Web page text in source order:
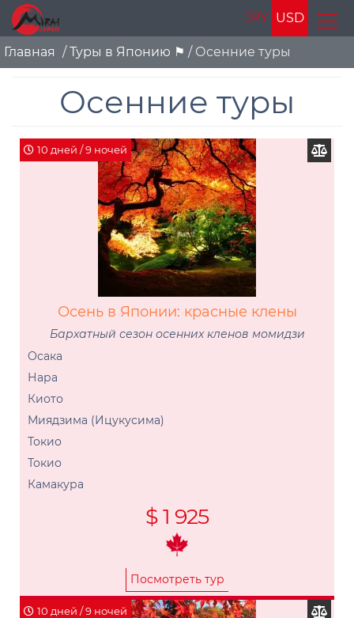
JPY USD
Главная / Туры в Японию ⚑ / Осенние туры
Осенние туры
10 дней / 9 ночей
Осень в Японии: красные клены
Бархатный сезон осенних кленов момидзи
Осака
Нара
Киото
Миядзима (Ицукусима)
Токио
Токио
Камакура
$ 1 925
Посмотреть тур
10 дней / 9 ночей